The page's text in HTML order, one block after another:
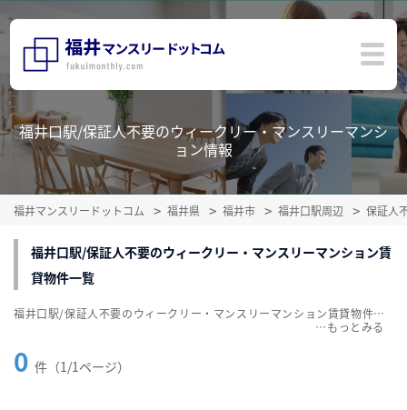
福井口駅/保証人不要のウィークリー・マンスリーマンシ
ョン情報
福井マンスリードットコム 福井県 福井市 福井口駅周辺 保証人
福井口駅/保証人不要のウィークリー・マンスリーマンション賃
貸物件一覧
0 件（1/1ページ）
福井口駅/保証人不要のウィークリー・マンスリーマンション賃貸物件一覧を掲載中。敷金・礼金無料、家具・家電付をご紹介。こだわり条件での絞込みも簡単！
…